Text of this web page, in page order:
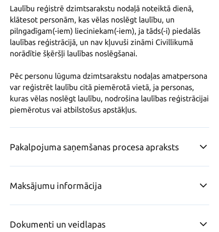
Laulību reģistrē dzimtsarakstu nodaļā noteiktā dienā,
klātesot personām, kas vēlas noslēgt laulību, un
pilngadīgam(-iem) lieciniekam(-iem), ja tāds(-i) piedalās
laulības reģistrācijā, un nav kļuvuši zināmi Civillikumā
norādītie šķēršļi laulības noslēgšanai.
Pēc personu lūguma dzimtsarakstu nodaļas amatpersona
var reģistrēt laulību citā piemērotā vietā, ja personas,
kuras vēlas noslēgt laulību, nodrošina laulības reģistrācijai
piemērotus vai atbilstošus apstākļus.
Pakalpojuma saņemšanas procesa apraksts
Maksājumu informācija
Dokumenti un veidlapas